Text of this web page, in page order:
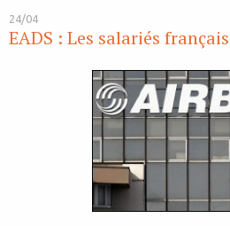
24/04
EADS : Les salariés